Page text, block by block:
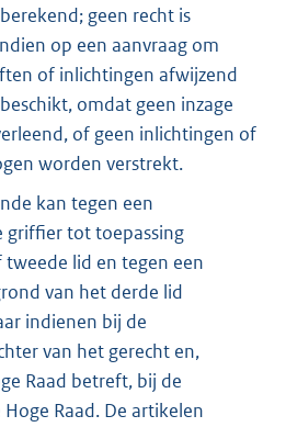
geen recht is
op een aanvraag om
of inlichtingen afwijzend
omdat geen inzage
of geen inlichtingen of
worden verstrekt.
kan tegen een
griffier tot toepassing
lid en tegen een
van het derde lid
indienen bij de
van het gerecht en,
Raad betreft, bij de
Raad. De artikelen